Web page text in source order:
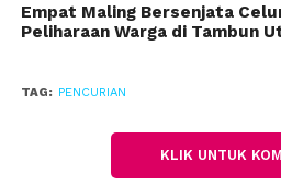
tersangka Richard memetik,
Trispanturi mengawasi,” ujar
Hasil curiannya oleh
mendekam di sel tahanan
Mereka terancam penjara
Empat Maling Bersenjata
Peliharaan Warga di Tambun
TAG: PENCURIAN
KLIK UNTUK